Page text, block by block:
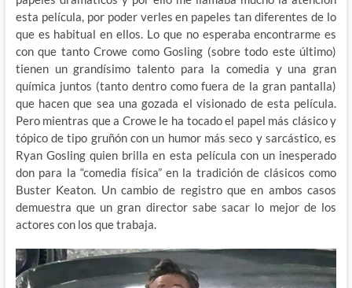
esta película, por poder verles en papeles tan diferentes de lo
que es habitual en ellos. Lo que no esperaba encontrarme es
con que tanto Crowe como Gosling (sobre todo este último)
tienen un grandísimo talento para la comedia y una gran
química juntos (tanto dentro como fuera de la gran pantalla)
que hacen que sea una gozada el visionado de esta película.
Pero mientras que a Crowe le ha tocado el papel más clásico y
tópico de tipo gruñón con un humor más seco y sarcástico, es
Ryan Gosling quien brilla en esta película con un inesperado
don para la “comedia física” en la tradición de clásicos como
Buster Keaton. Un cambio de registro que en ambos casos
demuestra que un gran director sabe sacar lo mejor de los
actores con los que trabaja.